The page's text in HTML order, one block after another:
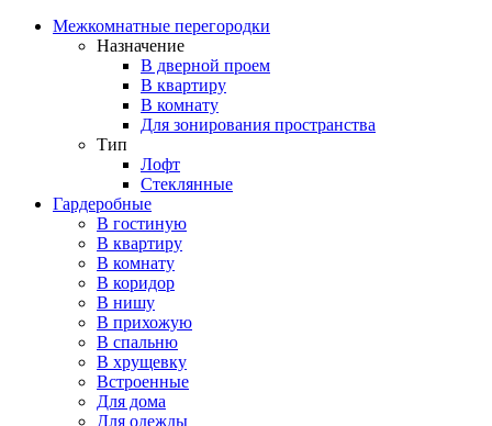
Межкомнатные перегородки
Назначение
В дверной проем
В квартиру
В комнату
Для зонирования пространства
Тип
Лофт
Стеклянные
Гардеробные
В гостиную
В квартиру
В комнату
В коридор
В нишу
В прихожую
В спальню
В хрущевку
Встроенные
Для дома
Для одежды